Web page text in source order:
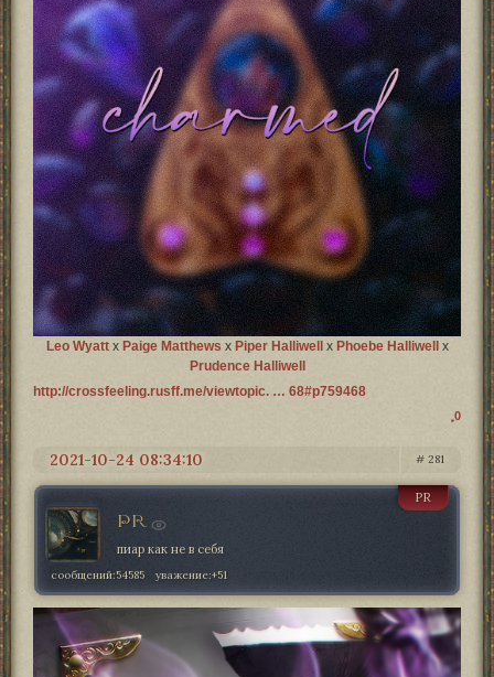
Leo Wyattx Paige Matthews x Piper Halliwell x Phoebe Halliwell
x
Prudence Halliwell
http://crossfeeling.rusff.me/viewtopic. … 68#p759468
0
281
2021-10-24 08:34:10
PR
PR
пиар как не в себя
сообщений:54585 уважение:+51